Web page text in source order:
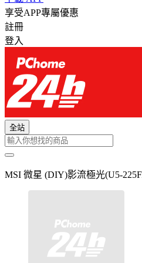
享受APP專屬優惠
註冊
登入
全站
MSI 微星 (DIY)影流極光(U5-